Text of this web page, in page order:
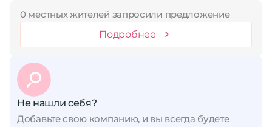
0 местных жителей запросили предложение
Подробнее
Не нашли себя?
Добавьте свою компанию, и вы всегда будете